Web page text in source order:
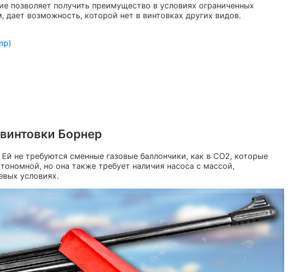
позволяет получить преимущество в условиях ограниченных
дает возможность, которой нет в винтовках других видов.
Борнер
не требуются сменные газовые баллончики, как в СО2, которые
но она также требует наличия насоса с массой,
условиях.